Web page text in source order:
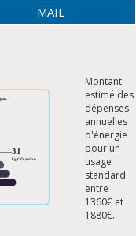
MAIL
Montant
estimé des
dépenses
annuelles
d'énergie
pour un
usage
standard
entre
1360€ et
1880€.